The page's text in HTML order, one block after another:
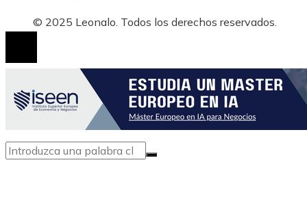
© 2025 Leonalo. Todos los derechos reservados.